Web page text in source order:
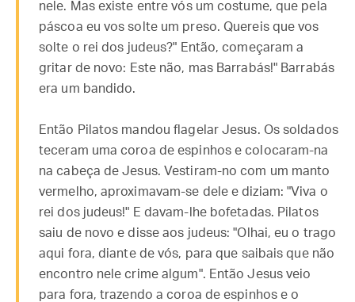
nele. Mas existe entre vós um costume, que pela
páscoa eu vos solte um preso. Quereis que vos
solte o rei dos judeus?" Então, começaram a
gritar de novo: Este não, mas Barrabás!" Barrabás
era um bandido.
Então Pilatos mandou flagelar Jesus. Os soldados
teceram uma coroa de espinhos e colocaram-na
na cabeça de Jesus. Vestiram-no com um manto
vermelho, aproximavam-se dele e diziam: "Viva o
rei dos judeus!" E davam-lhe bofetadas. Pilatos
saiu de novo e disse aos judeus: "Olhai, eu o trago
aqui fora, diante de vós, para que saibais que não
encontro nele crime algum". Então Jesus veio
para fora, trazendo a coroa de espinhos e o